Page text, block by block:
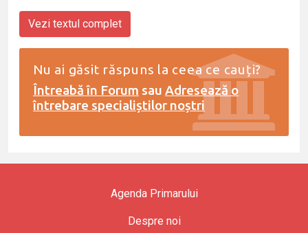
Vezi textul complet
Nu ai găsit răspuns la ceea ce cauți?
Întreabă în Forum sau Adresează o
întrebare specialiștilor noștri
Agenda Primarului
Despre noi